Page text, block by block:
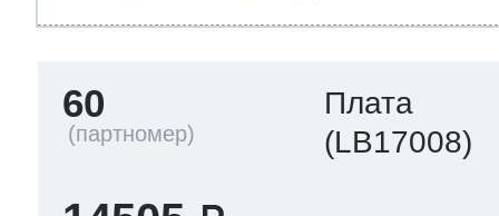
60
Плата
(LB17008)